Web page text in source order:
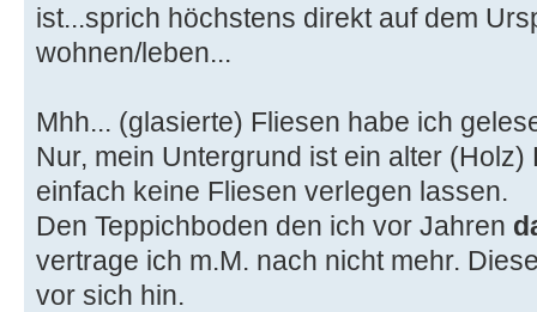
ist...sprich höchstens direkt auf dem
wohnen/leben...
Mhh... (glasierte) Fliesen habe ich
Nur, mein Untergrund ist ein alter
einfach keine Fliesen verlegen lassen.
Den Teppichboden den ich vor Jahren
vertrage ich m.M. nach nicht mehr.
vor sich hin.